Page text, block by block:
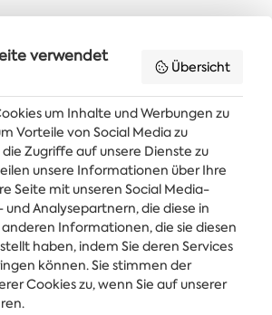
Nachrichten und Angebote direkt in Ihren
Posteingang
ABONNIEREN
verwendet
Übersicht
um Inhalte und Werbungen zu
Vorteile von Social Media zu
Zugriffe auf unsere Dienste zu
unsere Informationen über Ihre
Seite mit unseren Social Media-
und Analysepartnern, die diese in
Informationen, die sie diesen
haben, indem Sie deren Services
können. Sie stimmen der
Cookies zu, wenn Sie auf unserer